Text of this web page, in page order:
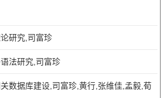
研究,司富珍
法研究,司富珍
数据库建设,司富珍,黄行,张维佳,孟毅,荀